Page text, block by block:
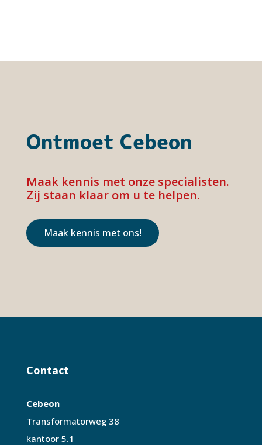
Ontmoet Cebeon
Maak kennis met onze specialisten.
Zij staan klaar om u te helpen.
Maak kennis met ons!
Contact
Cebeon
Transformatorweg 38
kantoor 5.1